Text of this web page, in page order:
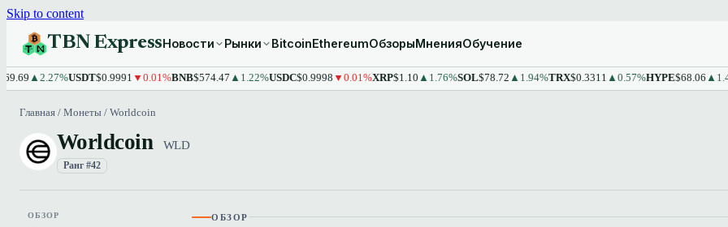
Skip to content
TBN ExpressНовости Рынки BitcoinEthereumОбзорыМненияОбучение
▲2.27%USDT$0.9991▼0.01% BNB$574.47▲1.22% USDC$0.9998▼0.01% XRP$1.10▲1.76% SOL$78.72▲1.94% TRX$0.3311▲0.57%HYPE$68.06▲1.43%
Главная / Монеты / Worldcoin
Worldcoin WLD
Ранг #42
ОБЗОР ОБЗОР